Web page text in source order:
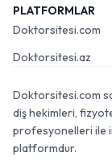
PLATFORMLAR
Doktorsitesi.com
Doktorsitesi.az
Doktorsitesi.com
diş hekimleri,
profesyonelleri ile
platformdur.